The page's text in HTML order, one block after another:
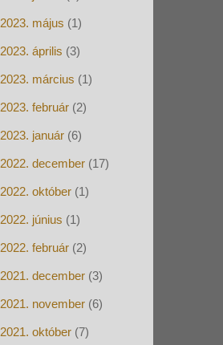
2023. május (1)
2023. április (3)
2023. március (1)
2023. február (2)
2023. január (6)
2022. december (17)
2022. október (1)
2022. június (1)
2022. február (2)
2021. december (3)
2021. november (6)
2021. október (7)